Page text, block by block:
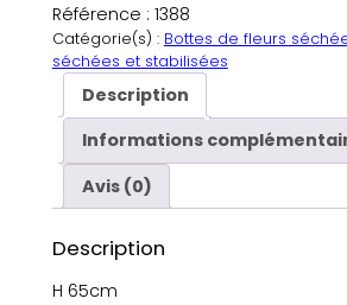
Référence : 1388
Catégorie(s) : Bottes de fleurs
séchées et stabilisées
Description
Informations
Avis (0)
Description
H 65cm